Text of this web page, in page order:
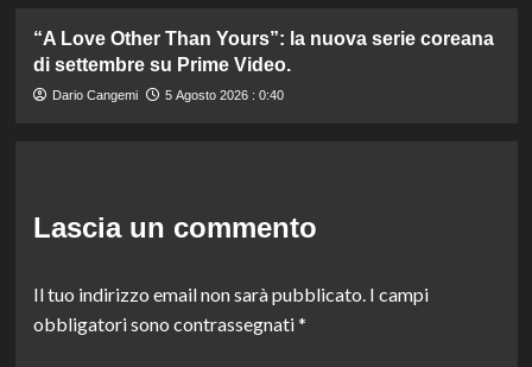
“A Love Other Than Yours”: la nuova serie coreana
di settembre su Prime Video.
Dario Cangemi 5 Agosto 2026 : 0:40
Lascia un commento
Il tuo indirizzo email non sarà pubblicato. I campi
obbligatori sono contrassegnati*